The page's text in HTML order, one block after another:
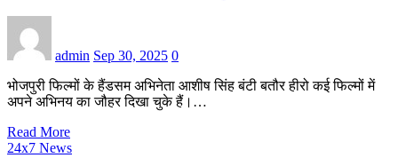
admin Sep 30, 2025 0
भोजपुरी फिल्मों के हैंडसम अभिनेता आशीष सिंह बंटी बतौर हीरो कई फिल्मों में
अपने अभिनय का जौहर दिखा चुके हैं।…
Read More
24x7 News